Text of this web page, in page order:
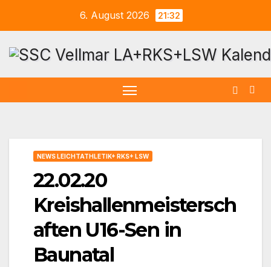
springen
6. August 2026 21:32
NEWS LEICHTATHLETIK+ RKS+ LSW
22.02.20
Kreishallenmeistersch
aften U16-Sen in
Baunatal